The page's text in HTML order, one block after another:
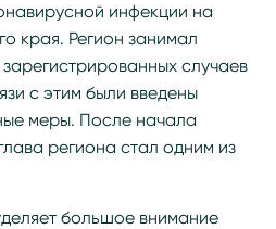
инфекции на
края. Регион занимал
случаев
с этим были введены
меры. После начала
региона стал одним из
большое внимание